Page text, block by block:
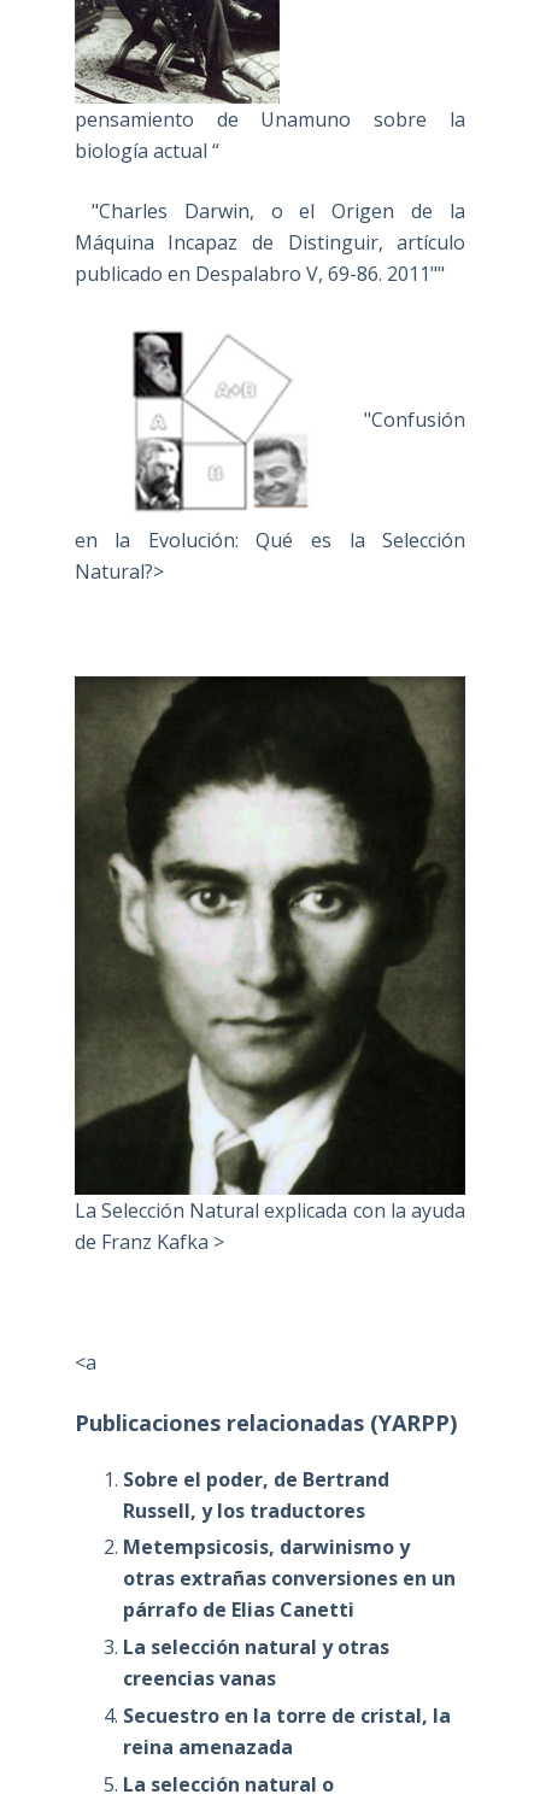
pensamiento de Unamuno sobre la
biología actual “
"Charles Darwin, o el Origen de la
Máquina Incapaz de Distinguir, artículo
publicado en Despalabro V, 69-86. 2011""
"Confusión
en la Evolución: Qué es la Selección
Natural?>
La Selección Natural explicada con la ayuda
de Franz Kafka >
<a
Publicaciones relacionadas (YARPP)
Sobre el poder, de Bertrand
Russell, y los traductores
Metempsicosis, darwinismo y
otras extrañas conversiones en un
párrafo de Elias Canetti
La selección natural y otras
creencias vanas
Secuestro en la torre de cristal, la
reina amenazada
La selección natural o